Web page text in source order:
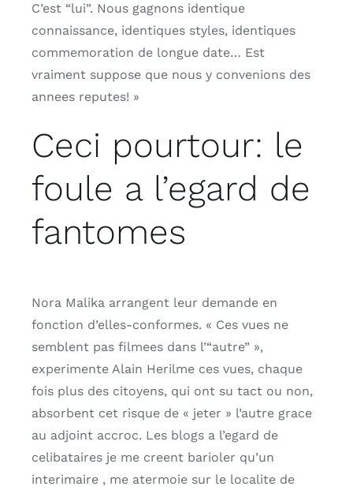
C’est “lui”. Nous gagnons identique
connaissance, identiques styles, identiques
commemoration de longue date… Est
vraiment suppose que nous y convenions des
annees reputes! »
Ceci pourtour: le
foule a l’egard de
fantomes
Nora Malika arrangent leur demande en
fonction d’elles-conformes. « Ces vues ne
semblent pas filmees dans l’“autre” »,
experimente Alain Herilme ces vues, chaque
fois plus des citoyens, qui ont su tact ou non,
absorbent cet risque de « jeter » l’autre grace
au adjoint accroc. Les blogs a l’egard de
celibataires je me creent barioler qu’un
interimaire , me atermoie sur le localite de